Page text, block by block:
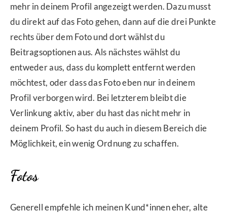
mehr in deinem Profil angezeigt werden. Dazu musst
du direkt auf das Foto gehen, dann auf die drei Punkte
rechts über dem Foto und dort wählst du
Beitragsoptionen aus. Als nächstes wählst du
entweder aus, dass du komplett entfernt werden
möchtest, oder dass das Foto eben nur in deinem
Profil verborgen wird. Bei letzterem bleibt die
Verlinkung aktiv, aber du hast das nicht mehr in
deinem Profil. So hast du auch in diesem Bereich die
Möglichkeit, ein wenig Ordnung zu schaffen.
Fotos
Generell empfehle ich meinen Kund*innen eher, alte